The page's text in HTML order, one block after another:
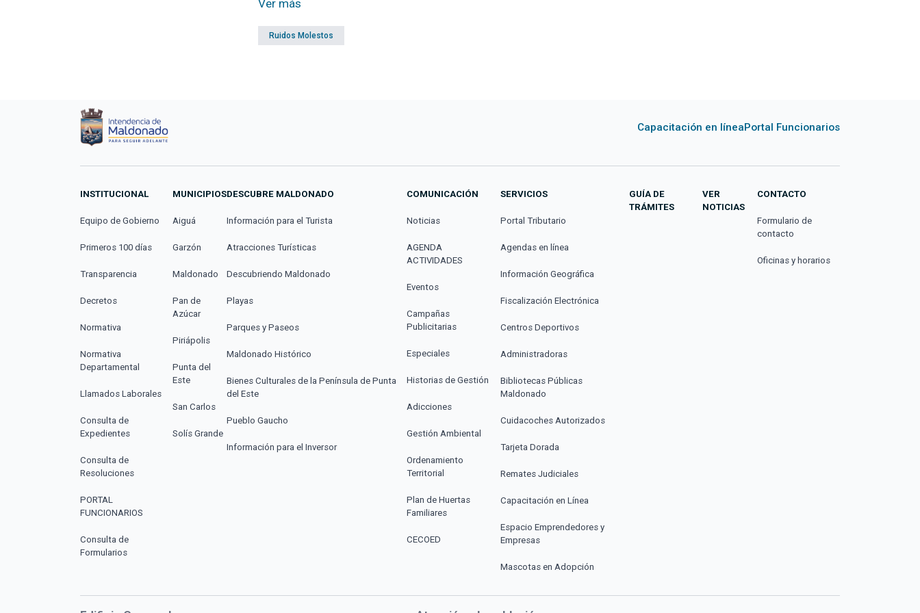
Ver más
Ruidos Molestos
Capacitación en líneaPortal Funcionarios
INSTITUCIONAL
Equipo de Gobierno
Primeros 100 días
Transparencia
Decretos
Normativa
Normativa
Departamental
Llamados Laborales
Consulta de
Expedientes
Consulta de
Resoluciones
PORTAL
FUNCIONARIOS
Consulta de
Formularios
MUNICIPIOS
Aiguá
Garzón
Maldonado
Pan de
Azúcar
Piriápolis
Punta del
Este
San Carlos
Solís Grande
DESCUBRE MALDONADO
Información para el Turista
Atracciones Turísticas
Descubriendo Maldonado
Playas
Parques y Paseos
Maldonado Histórico
Bienes Culturales de la Península de Punta
del Este
Pueblo Gaucho
Información para el Inversor
COMUNICACIÓN
Noticias
AGENDA
ACTIVIDADES
Eventos
Campañas
Publicitarias
Especiales
Historias de Gestión
Adicciones
Gestión Ambiental
Ordenamiento
Territorial
Plan de Huertas
Familiares
CECOED
SERVICIOS
Portal Tributario
Agendas en línea
Información Geográfica
Fiscalización Electrónica
Centros Deportivos
Administradoras
Bibliotecas Públicas
Maldonado
Cuidacoches Autorizados
Tarjeta Dorada
Remates Judiciales
Capacitación en Línea
Espacio Emprendedores y
Empresas
Mascotas en Adopción
GUÍA DE
TRÁMITES
VER
NOTICIAS
CONTACTO
Formulario de
contacto
Oficinas y horarios